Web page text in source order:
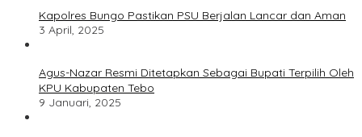
Kapolres Bungo Pastikan PSU Berjalan Lancar dan Aman
3 April, 2025
Agus-Nazar Resmi Ditetapkan Sebagai Bupati Terpilih Oleh
KPU Kabupaten Tebo
9 Januari, 2025